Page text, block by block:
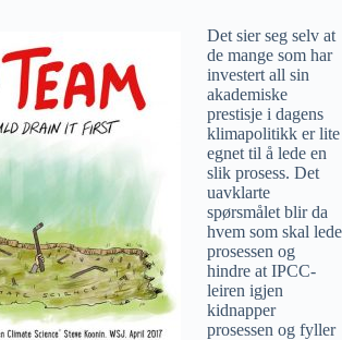
Det sier seg selv at
de mange som har
investert all sin
akademiske
prestisje i dagens
klimapolitikk er lite
egnet til å lede en
slik prosess. Det
uavklarte
spørsmålet blir da
hvem som skal lede
prosessen og
hindre at IPCC-
leiren igjen
kidnapper
prosessen og fyller